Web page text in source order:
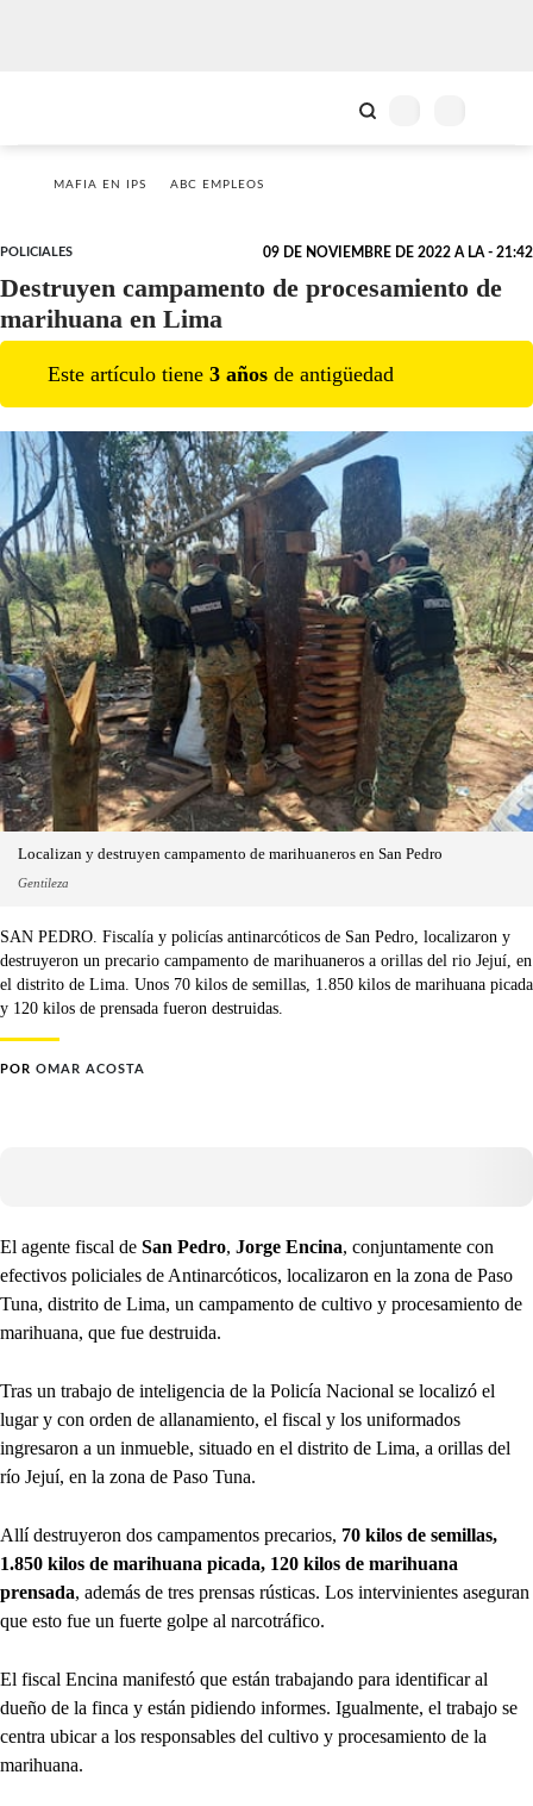
MAFIA EN IPS ABC EMPLEOS
POLICIALES 09 DE NOVIEMBRE DE 2022 A LA - 21:42
Destruyen campamento de procesamiento de
marihuana en Lima
Este artículo tiene 3 años de antigüedad
Localizan y destruyen campamento de marihuaneros en San Pedro
Gentileza
SAN PEDRO. Fiscalía y policías antinarcóticos de San Pedro, localizaron y
destruyeron un precario campamento de marihuaneros a orillas del rio Jejuí, en
el distrito de Lima. Unos 70 kilos de semillas, 1.850 kilos de marihuana picada
y 120 kilos de prensada fueron destruidas.
POR OMAR ACOSTA
El agente fiscal de San Pedro, Jorge Encina, conjuntamente con
efectivos policiales de Antinarcóticos, localizaron en la zona de Paso
Tuna, distrito de Lima, un campamento de cultivo y procesamiento de
marihuana, que fue destruida.
Tras un trabajo de inteligencia de la Policía Nacional se localizó el
lugar y con orden de allanamiento, el fiscal y los uniformados
ingresaron a un inmueble, situado en el distrito de Lima, a orillas del
río Jejuí, en la zona de Paso Tuna.
Allí destruyeron dos campamentos precarios, 70 kilos de semillas,
1.850 kilos de marihuana picada, 120 kilos de marihuana
prensada, además de tres prensas rústicas. Los intervinientes aseguran
que esto fue un fuerte golpe al narcotráfico.
El fiscal Encina manifestó que están trabajando para identificar al
dueño de la finca y están pidiendo informes. Igualmente, el trabajo se
centra ubicar a los responsables del cultivo y procesamiento de la
marihuana.